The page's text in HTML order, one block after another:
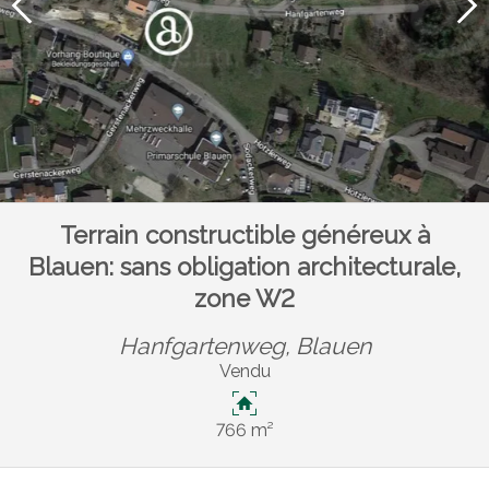
Terrain constructible généreux à
Blauen: sans obligation architecturale,
zone W2
Hanfgartenweg, Blauen
Vendu
766 m²